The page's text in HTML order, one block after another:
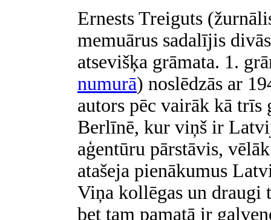
Ernests Treiguts
memuārus sadalījis
atsevišķa grāmata. 1.
numurā) noslēdzās ar
autors pēc vairāk kā trīs
Berlīnē, kur viņš ir
aģentūru pārstāvis,
atašeja pienākumus
Viņa kollēgas un draugi
bet tam pamatā ir